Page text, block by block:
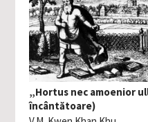
„Hortus nec amoenior
încântătoare)